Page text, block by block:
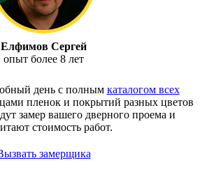
Елфимов Сергей
опыт более 8 лет
день с полным каталогом всех
пленок и покрытий разных цветов
замер вашего дверного проема и
стоимость работ.
замерщика